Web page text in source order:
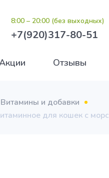
8:00 – 20:00 (без выходных)
+7(920)317-80-51
Отзывы
Витамины и добавки
для кошек с